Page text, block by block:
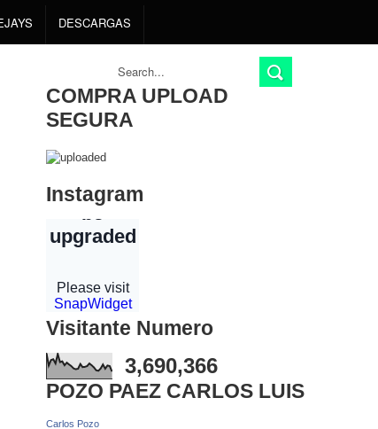
DESCARGAS
COMPRA UPLOAD
SEGURA
Instagram
Visitante Numero
3,690,366
POZO PAEZ CARLOS LUIS
Carlos Pozo